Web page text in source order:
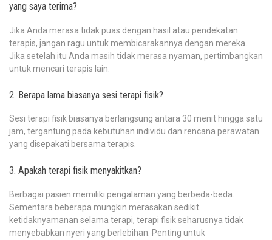
yang saya terima?
Jika Anda merasa tidak puas dengan hasil atau pendekatan
terapis, jangan ragu untuk membicarakannya dengan mereka.
Jika setelah itu Anda masih tidak merasa nyaman, pertimbangkan
untuk mencari terapis lain.
2. Berapa lama biasanya sesi terapi fisik?
Sesi terapi fisik biasanya berlangsung antara 30 menit hingga satu
jam, tergantung pada kebutuhan individu dan rencana perawatan
yang disepakati bersama terapis.
3. Apakah terapi fisik menyakitkan?
Berbagai pasien memiliki pengalaman yang berbeda-beda.
Sementara beberapa mungkin merasakan sedikit
ketidaknyamanan selama terapi, terapi fisik seharusnya tidak
menyebabkan nyeri yang berlebihan. Penting untuk